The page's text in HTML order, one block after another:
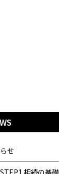
せ
相続の基